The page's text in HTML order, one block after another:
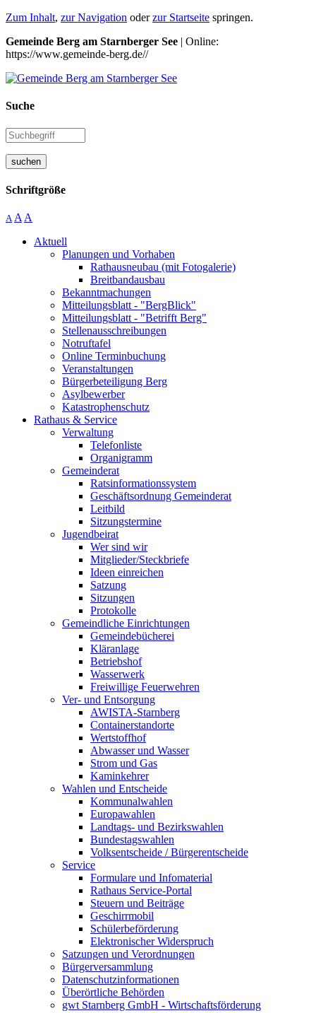
Zum Inhalt, zur Navigation oderzur Startseite springen.
Gemeinde Berg am Starnberger See | Online:
https://www.gemeinde-berg.de//
Suche
suchen
Schriftgröße
A A A
Aktuell
Planungen und Vorhaben
Rathausneubau (mit Fotogalerie)
Breitbandausbau
Bekanntmachungen
Mitteilungsblatt - "BergBlick"
Mitteilungsblatt - "Betrifft Berg"
Stellenausschreibungen
Notruftafel
Online Terminbuchung
Veranstaltungen
Bürgerbeteiligung Berg
Asylbewerber
Katastrophenschutz
Rathaus & Service
Verwaltung
Telefonliste
Organigramm
Gemeinderat
Ratsinformationssystem
Geschäftsordnung Gemeinderat
Leitbild
Sitzungstermine
Jugendbeirat
Wer sind wir
Mitglieder/Steckbriefe
Ideen einreichen
Satzung
Sitzungen
Protokolle
Gemeindliche Einrichtungen
Gemeindebücherei
Kläranlage
Betriebshof
Wasserwerk
Freiwillige Feuerwehren
Ver- und Entsorgung
AWISTA-Starnberg
Containerstandorte
Wertstoffhof
Abwasser und Wasser
Strom und Gas
Kaminkehrer
Wahlen und Entscheide
Kommunalwahlen
Europawahlen
Landtags- und Bezirkswahlen
Bundestagswahlen
Volksentscheide / Bürgerentscheide
Service
Formulare und Infomaterial
Rathaus Service-Portal
Steuern und Beiträge
Geschirrmobil
Schülerbeförderung
Elektronischer Widerspruch
Satzungen und Verordnungen
Bürgerversammlung
Datenschutzinformationen
Überörtliche Behörden
gwt Starnberg GmbH - Wirtschaftsförderung